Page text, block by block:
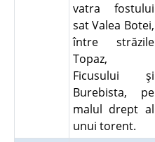
vatra fostului
sat Valea Botei,
între străzile
Topaz,
Ficusului şi
Burebista, pe
malul drept al
unui torent.